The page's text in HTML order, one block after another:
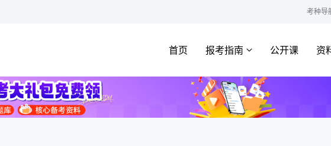
考种导
首页 报考指南 公开课 资